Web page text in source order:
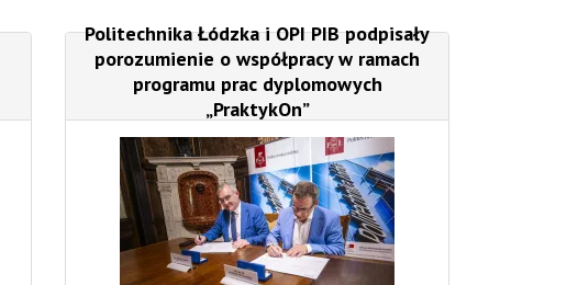
Politechnika Łódzka i OPI PIB podpisały
porozumienie o współpracy w ramach
programu prac dyplomowych
„PraktykOn”